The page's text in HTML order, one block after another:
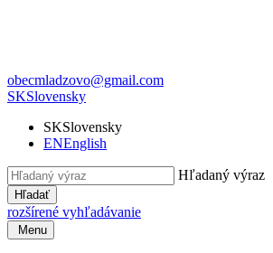
obecmladzovo@gmail.com
SKSlovensky
SKSlovensky
ENEnglish
Hľadaný výraz
Hľadať
rozšírené vyhľadávanie
Menu